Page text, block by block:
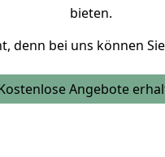
bieten.
denn bei uns können
Angebote